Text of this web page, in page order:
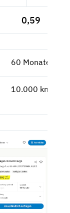
0,59
60 Monate
10.000 km